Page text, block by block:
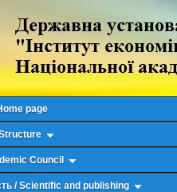
page
Council
/ Scientific and publishing